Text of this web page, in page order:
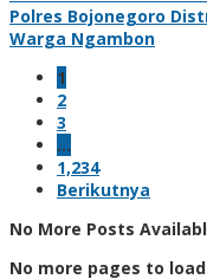
Polres Bojonegoro
Warga Ngambon
1
2
3
…
1,234
Berikutnya
No More Posts
No more pages to